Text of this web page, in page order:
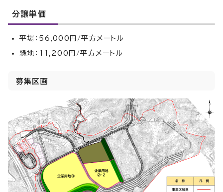
分譲単価
平場：56,000円/平方メートル
緑地：11,200円/平方メートル
募集区画